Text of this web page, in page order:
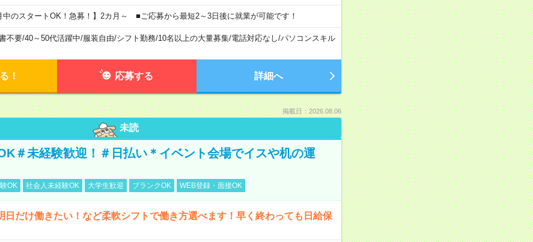
中のスタートOK！急募！】2カ月～ ■ご応募から最短2～3日後に就業が可能です！
不要/40～50代活躍中/服装自由/シフト勤務/10名以上の大量募集/電話対応なし/パソコンスキル
！ 応募する 詳細へ
掲載日：2026.08.06
未読
＃未経験歓迎！＃日払い＊イベント会場でイスや机の運
OK 社会人未経験OK 大学生歓迎 ブランクOK WEB登録・面接OK
日だけ働きたい！など柔軟シフトで働き方選べます！早く終わっても日給保